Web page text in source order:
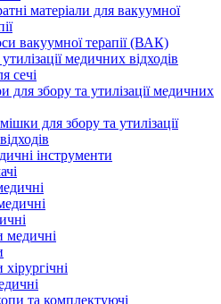
матеріали для вакуумної
вакуумної терапії (ВАК)
медичних відходів
сечі
для збору та утилізації медичних
для збору та утилізації
інструменти
медичні
та комплектуючі